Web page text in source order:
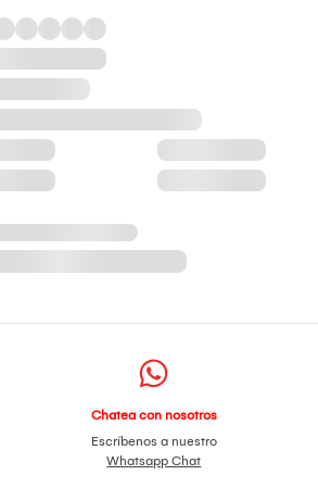
Chatea con nosotros
Escríbenos a nuestro
Whatsapp Chat